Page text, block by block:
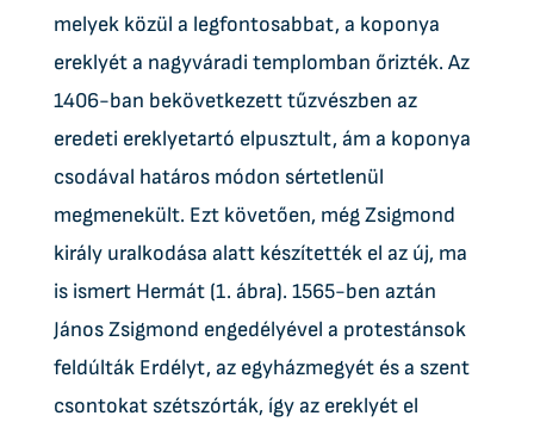
melyek közül a legfontosabbat, a koponya
ereklyét a nagyváradi templomban őrizték. Az
1406-ban bekövetkezett tűzvészben az
eredeti ereklyetartó elpusztult, ám a koponya
csodával határos módon sértetlenül
megmenekült. Ezt követően, még Zsigmond
király uralkodása alatt készítették el az új, ma
is ismert Hermát (1. ábra). 1565-ben aztán
János Zsigmond engedélyével a protestánsok
feldúlták Erdélyt, az egyházmegyét és a szent
csontokat szétszórták, így az ereklyét el